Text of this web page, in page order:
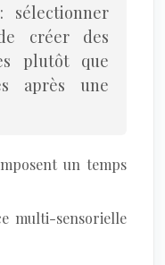
sélectionner
créer des
plutôt que
après une
un temps
multi-sensorielle